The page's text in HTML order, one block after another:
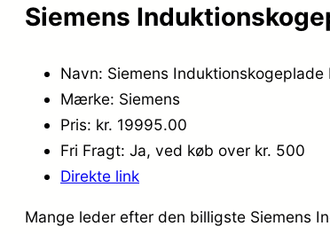
Siemens
Navn: Siemens Induktionskogeplade
Mærke: Siemens
Pris: kr. 19995.00
Fri Fragt: Ja, ved køb over kr. 500
Direkte link
Mange leder efter den billigste Siemens